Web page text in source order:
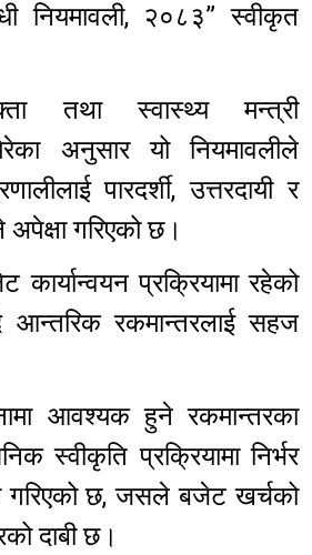
नियमावली, २०८३” स्वीकृत
तथा स्वास्थ्य मन्त्री
अनुसार यो नियमावलीले
पारदर्शी, उत्तरदायी र
गरिएको छ।
कार्यान्वयन प्रक्रियामा रहेको
आन्तरिक रकमान्तरलाई सहज
आवश्यक हुने रकमान्तरका
स्वीकृति प्रक्रियामा निर्भर
गरिएको छ, जसले बजेट खर्चको
दाबी छ।